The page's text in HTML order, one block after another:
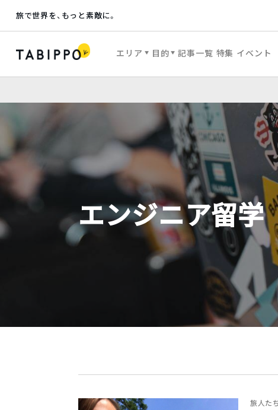
旅で世界を、もっと素敵に。
エリア 目的 記事一覧 特集 イベント
エンジニア留学
旅人た